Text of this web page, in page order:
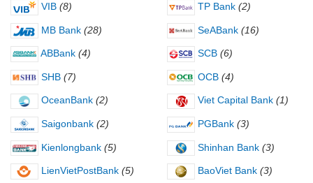
VIB (8) TP Bank (2)
MB Bank (28) SeABank (16)
ABBank (4) SCB (6)
SHB (7) OCB (4)
OceanBank (2) Viet Capital Bank (1)
Saigonbank (2) PGBank (3)
Kienlongbank (5) Shinhan Bank (3)
LienVietPostBank (5) BaoViet Bank (3)